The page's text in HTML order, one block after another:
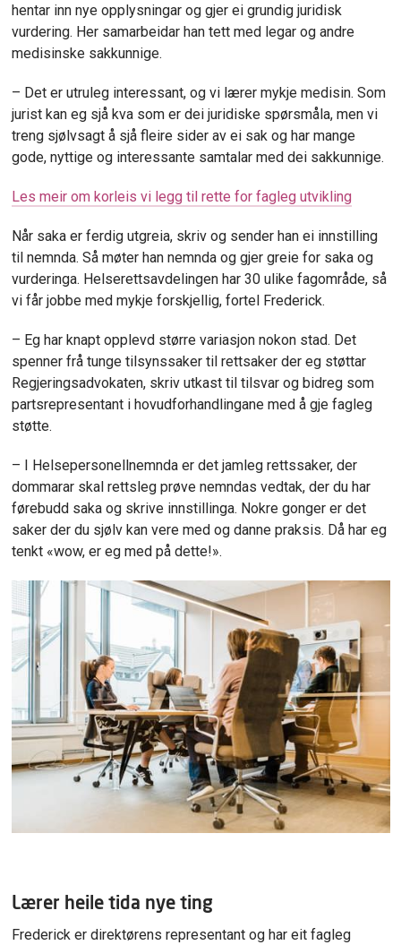
hentar inn nye opplysningar og gjer ei grundig juridisk
vurdering. Hersamarbeidar hantett med legar og andre
medisinske sakkunnige.
– Det er utruleg interessant, og vi lærer mykje medisin. Som
jurist kan eg sjå kva som er dei juridiske spørsmåla, men vi
treng sjølvsagt å sjå fleire sider av ei sak og har mange
gode, nyttige og interessante samtalar med dei sakkunnige.
Les meir om korleis vi legg til rette for fagleg utvikling
Når saka er ferdig utgreia, skriv og sender han ei innstilling
til nemnda. Så møter han nemnda og gjer greie for saka og
vurderinga. Helserettsavdelingen har 30 ulike fagområde, så
vi får jobbe med mykje forskjellig,fortel Frederick.
– Eg har knapt opplevd større variasjon nokon stad. Det
spenner frå tunge tilsynssaker til rettsaker der eg støttar
Regjeringsadvokaten, skriv utkast til tilsvar og bidreg som
partsrepresentant i hovudforhandlingane med å gje fagleg
støtte.
– I Helsepersonellnemnda er det jamleg rettssaker, der
dommarar skal rettsleg prøve nemndas vedtak, der du har
førebudd saka og skrive innstillinga. Nokre gonger er det
saker der du sjølv kan vere med og danne praksis. Då har eg
tenkt «wow, er eg med på dette!».
Lærer heile tida nye ting
Frederick er direktørens representant og har eit fagleg